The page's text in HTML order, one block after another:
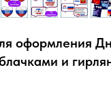
оформления
и